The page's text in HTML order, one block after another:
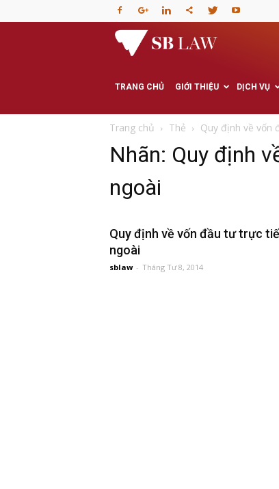
phòng
Luật
sư
TRANG CHỦ GIỚI THIỆU DỊCH VỤ
Trang chủ Thẻ Quy định về vốn
Nhãn: Quy định
ngoài
Quy định về vốn đầu tư trực
ngoài
sblaw - Tháng Tư 8, 2014